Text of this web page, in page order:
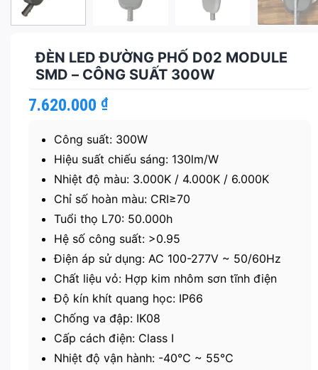
ĐÈN LED ĐƯỜNG PHỐ D02 MODULE
SMD – CÔNG SUẤT 300W
7.620.000 ₫
Công suất: 300W
Hiệu suất chiếu sáng: 130lm/W
Nhiệt độ màu: 3.000K / 4.000K / 6.000K
Chỉ số hoàn màu: CRI≥70
Tuổi thọ L70: 50.000h
Hệ số công suất: >0.95
Điện áp sử dụng: AC 100-277V ~ 50/60Hz
Chất liệu vỏ: Hợp kim nhôm sơn tĩnh điện
Độ kín khít quang học: IP66
Chống va đập: IK08
Cấp cách điện: Class I
Nhiệt độ vận hành: -40℃ ~ 55℃